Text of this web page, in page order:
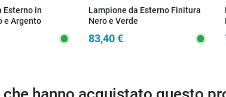
Esterno in
e Argento
Lampione da Esterno Finitura
Nero e Verde
83,40 €